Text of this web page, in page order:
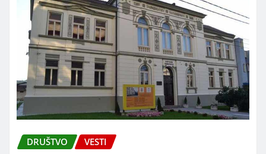
DRUŠTVO VESTI